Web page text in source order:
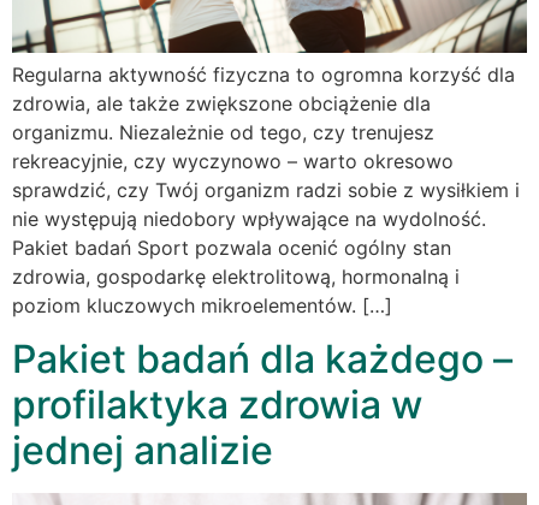
Regularna aktywność fizyczna to ogromna korzyść dla
zdrowia, ale także zwiększone obciążenie dla
organizmu. Niezależnie od tego, czy trenujesz
rekreacyjnie, czy wyczynowo – warto okresowo
sprawdzić, czy Twój organizm radzi sobie z wysiłkiem i
nie występują niedobory wpływające na wydolność.
Pakiet badań Sport pozwala ocenić ogólny stan
zdrowia, gospodarkę elektrolitową, hormonalną i
poziom kluczowych mikroelementów. […]
Pakiet badań dla każdego –
profilaktyka zdrowia w
jednej analizie